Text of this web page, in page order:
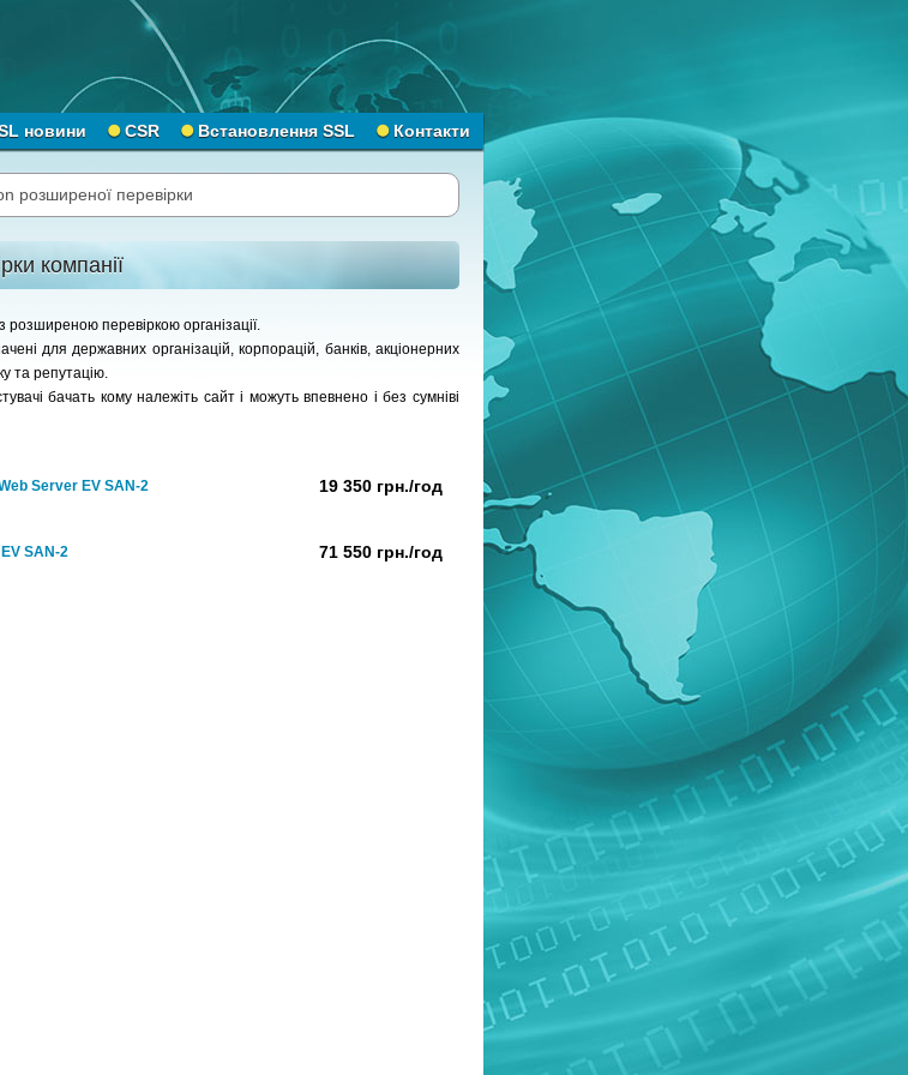
новини CSR Встановлення SSL Контакти
розширеної перевірки
компанії
розширеною перевіркою організації.
для державних організацій, корпорацій, банків, акціонерних
та репутацію.
бачать кому належіть сайт і можуть впевнено і без сумніві
Server EV SAN-2 19 350 грн./год
SAN-2 71 550 грн./год